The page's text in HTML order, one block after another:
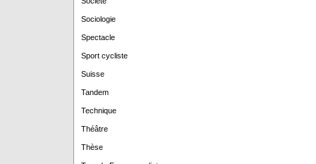
Sociologie
Spectacle
Sport cycliste
Suisse
Tandem
Technique
Théâtre
Thèse